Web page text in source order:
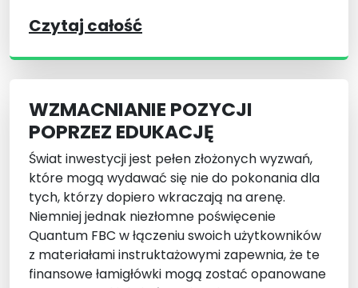
Czytaj całość
WZMACNIANIE POZYCJI
POPRZEZ EDUKACJĘ
Świat inwestycji jest pełen złożonych wyzwań,
które mogą wydawać się nie do pokonania dla
tych, którzy dopiero wkraczają na arenę.
Niemniej jednak niezłomne poświęcenie
Quantum FBC w łączeniu swoich użytkowników
z materiałami instruktażowymi zapewnia, że te
finansowe łamigłówki mogą zostać opanowane